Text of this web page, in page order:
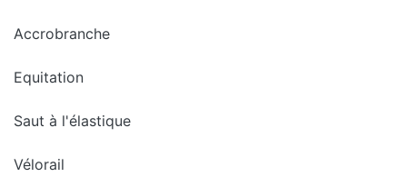
Accrobranche
Equitation
Saut à l'élastique
Vélorail